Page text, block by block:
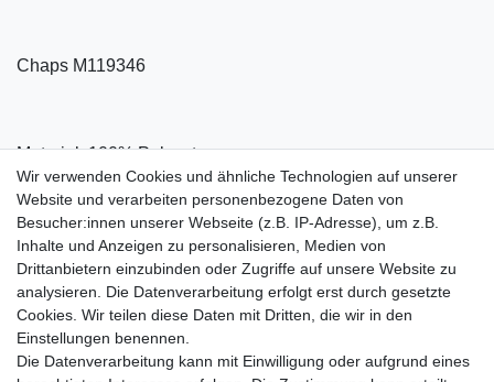
Chaps M119346
Material: 100% Polyester
Shop
Zahlungs- und Versandbedingungen
Warenkorb
Kasse
Wir verwenden Cookies und ähnliche Technologien auf unserer
Website und verarbeiten personenbezogene Daten von
Besucher:innen unserer Webseite (z.B. IP-Adresse), um z.B.
Inhalte und Anzeigen zu personalisieren, Medien von
Drittanbietern einzubinden oder Zugriffe auf unsere Website zu
analysieren. Die Datenverarbeitung erfolgt erst durch gesetzte
Cookies. Wir teilen diese Daten mit Dritten, die wir in den
Einstellungen benennen.
Die Datenverarbeitung kann mit Einwilligung oder aufgrund eines